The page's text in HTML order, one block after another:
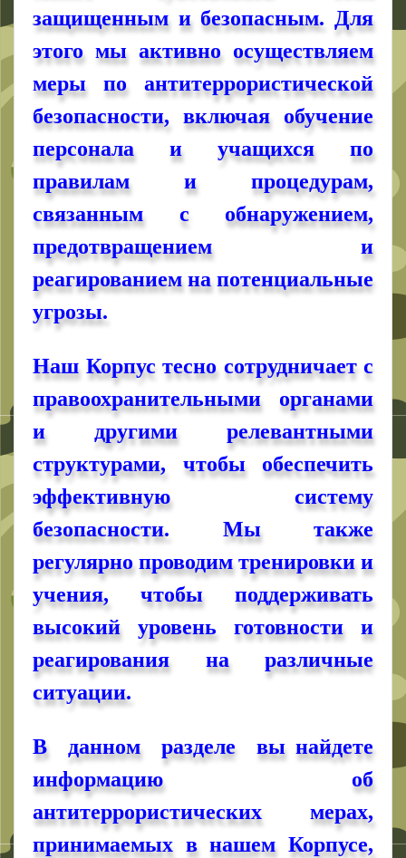
защищенным и безопасным. Для
этого мы активно осуществляем
меры по антитеррористической
безопасности, включая обучение
персонала и учащихся по
правилам и процедурам,
связанным с обнаружением,
предотвращением и
реагированием на потенциальные
угрозы.
Наш Корпус тесно сотрудничает с
правоохранительными органами
и другими релевантными
структурами, чтобы обеспечить
эффективную систему
безопасности. Мы также
регулярно проводим тренировки и
учения, чтобы поддерживать
высокий уровень готовности и
реагирования на различные
ситуации.
В данном разделе вы найдете
информацию об
антитеррористических мерах,
принимаемых в нашем Корпусе,